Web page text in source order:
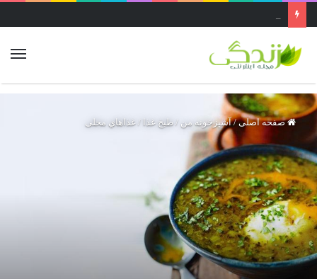
صفحه اصلی / آشپزخونه من / طبخ غذا / غذاهاي محلی